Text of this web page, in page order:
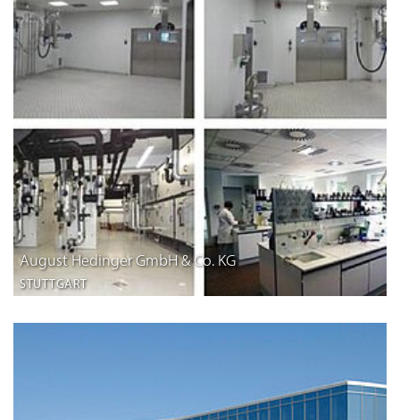
August Hedinger GmbH & Co. KG
STUTTGART